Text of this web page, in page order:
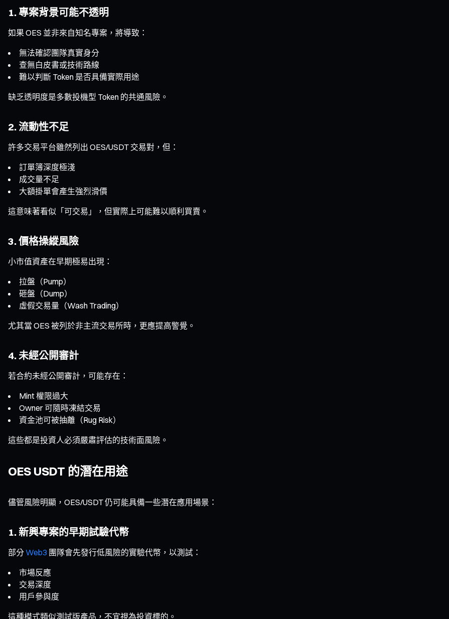
1. 專案背景可能不透明
如果 OES 並非來自知名專案，將導致：
無法確認團隊真實身分
查無白皮書或技術路線
難以判斷 Token 是否具備實際用途
缺乏透明度是多數投機型 Token 的共通風險。
2. 流動性不足
許多交易平台雖然列出 OES/USDT 交易對，但：
訂單簿深度極淺
成交量不足
大額掛單會產生強烈滑價
這意味著看似「可交易」，但實際上可能難以順利買賣。
3. 價格操縱風險
小市值資產在早期極易出現：
拉盤（Pump）
砸盤（Dump）
虛假交易量（Wash Trading）
尤其當 OES 被列於非主流交易所時，更應提高警覺。
4. 未經公開審計
若合約未經公開審計，可能存在：
Mint 權限過大
Owner 可隨時凍結交易
資金池可被抽離（Rug Risk）
這些都是投資人必須嚴肅評估的技術面風險。
OES USDT 的潛在用途
儘管風險明顯，OES/USDT 仍可能具備一些潛在應用場景：
1. 新興專案的早期試驗代幣
部分Web3 團隊會先發行低風險的實驗代幣，以測試：
市場反應
交易深度
用戶參與度
這種模式類似測試版產品，不宜視為投資標的。